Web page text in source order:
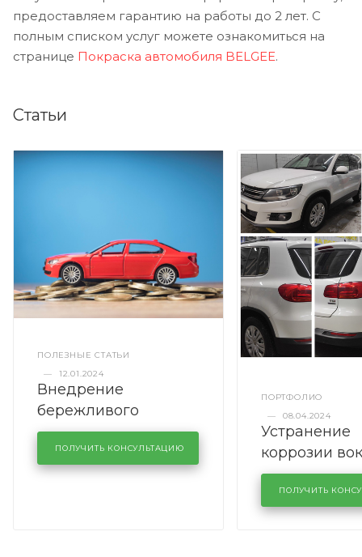
предоставляем гарантию на работы до 2 лет. С
полным списком услуг можете ознакомиться на
странице Покраска автомобиля BELGEE.
Статьи
ПОЛЕЗНЫЕ СТАТЬИ
—
12.01.2024
Внедрение
бережливого
производства в
кузовном сервисе
KUTUZOVV
ПОЛУЧИТЬ КОНСУЛЬТАЦИЮ
ПОРТФОЛИО
—
08.04.2024
Устранение
коррозии
лобового
районе
Volkswagen
ПОЛУЧИТЬ